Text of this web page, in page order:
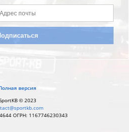
версия
© 2023
ОГРН: 1167746230343